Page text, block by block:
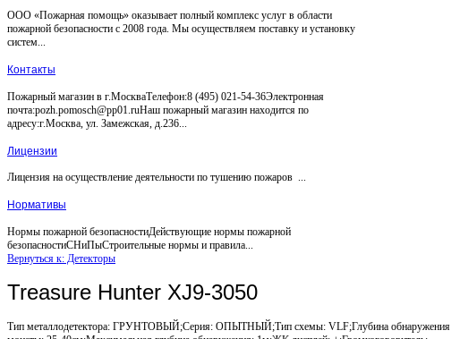
ООО «Пожарная помощь» оказывает полный комплекс услуг в области
пожарной безопасности с 2008 года. Мы осуществляем поставку и установку
систем...
Контакты
Пожарный магазин в г.МоскваТелефон:8 (495) 021-54-36Электронная
почта:pozh.pomosch@pp01.ruНаш пожарный магазин находится по
адресу:г.Москва, ул. Замежская, д.236...
Лицензии
Лицензия на осуществление деятельности по тушению пожаров ...
Нормативы
Нормы пожарной безопасностиДействующие нормы пожарной
безопасностиСНиПыСтроительные нормы и правила...
Вернуться к: Детекторы
Treasure Hunter XJ9-3050
Тип металлодетектора: ГРУНТОВЫЙ;Серия: ОПЫТНЫЙ;Тип схемы: VLF;Глубина обнаружения